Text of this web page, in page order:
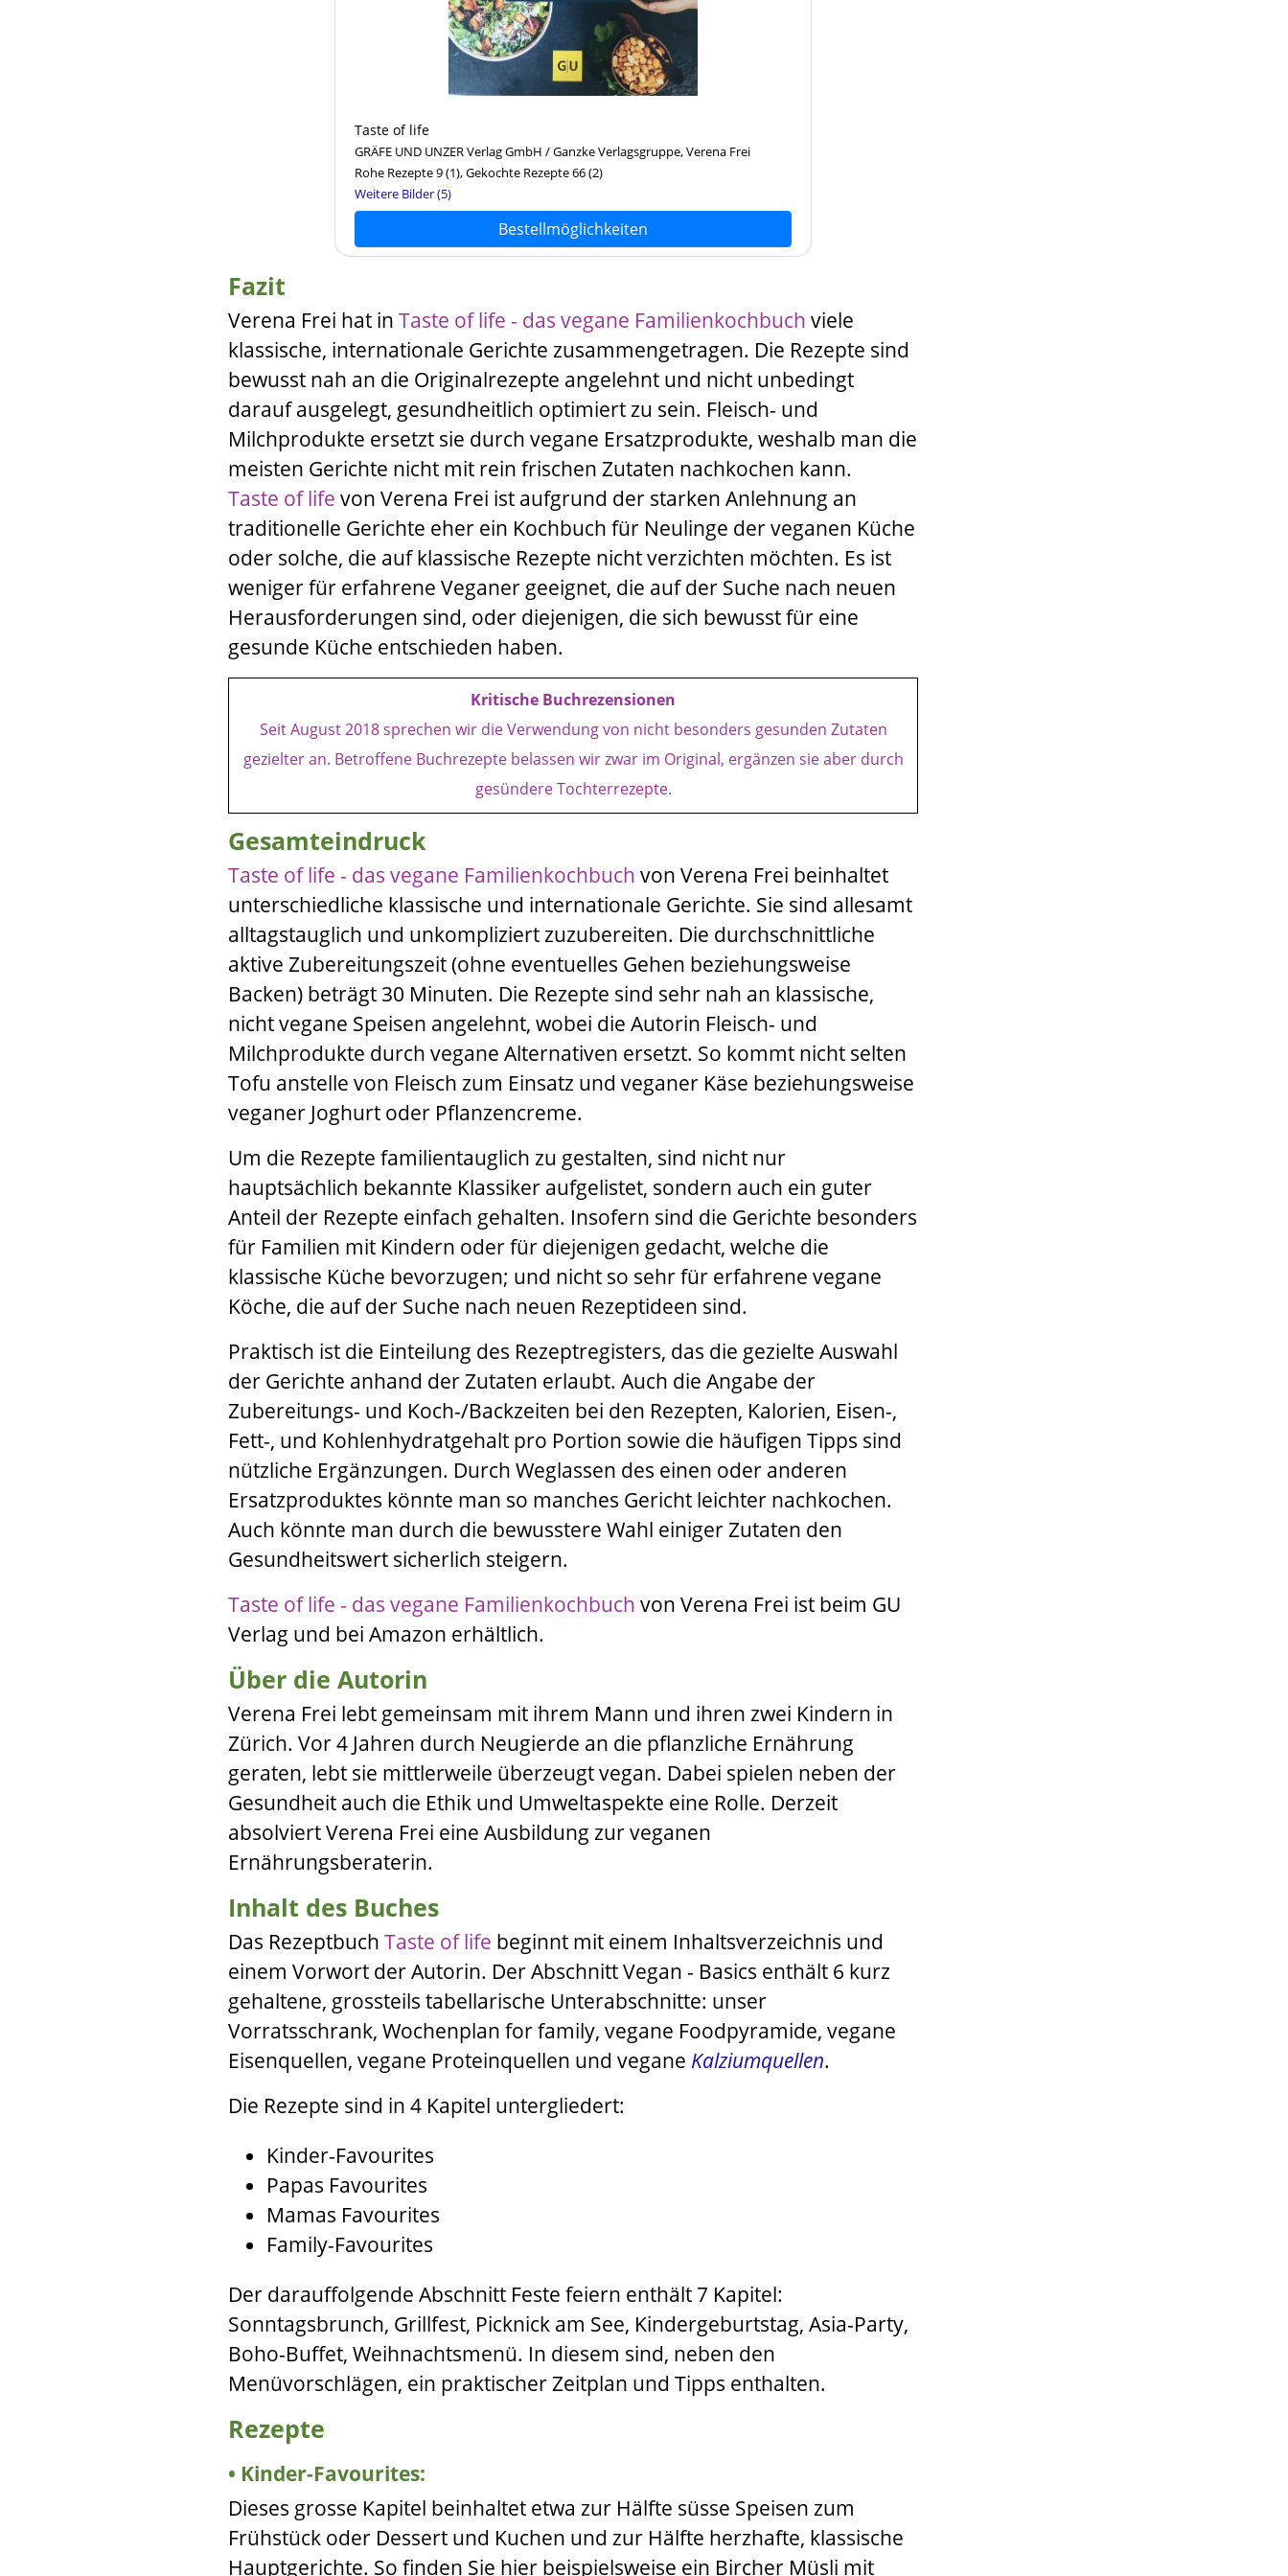
Taste of life
GRÄFE UND UNZER Verlag GmbH / Ganzke Verlagsgruppe, Verena Frei
Rohe Rezepte 9(1), Gekochte Rezepte 66(2)
Weitere Bilder (5)
Bestellmöglichkeiten
Fazit
Verena Frei hat in Taste of life - das vegane Familienkochbuch viele
klassische, internationale Gerichte zusammengetragen. Die Rezepte sind
bewusst nah an die Originalrezepte angelehnt und nicht unbedingt
darauf ausgelegt, gesundheitlich optimiert zu sein. Fleisch- und
Milchprodukte ersetzt sie durch vegane Ersatzprodukte, weshalb man die
meisten Gerichte nicht mit rein frischen Zutaten nachkochen kann.
Taste of life von Verena Frei ist aufgrund der starken Anlehnung an
traditionelle Gerichte eher ein Kochbuch für Neulinge der veganen Küche
oder solche, die auf klassische Rezepte nicht verzichten möchten. Es ist
weniger für erfahrene Veganer geeignet, die auf der Suche nach neuen
Herausforderungen sind, oder diejenigen, die sich bewusst für eine
gesunde Küche entschieden haben.
Kritische Buchrezensionen
Seit August 2018 sprechen wir die Verwendung von nicht besonders gesunden Zutaten
gezielter an. Betroffene Buchrezepte belassen wir zwar im Original, ergänzen sie aber durch
gesündere Tochterrezepte.
Gesamteindruck
Taste of life - das vegane Familienkochbuch von Verena Frei beinhaltet
unterschiedliche klassische und internationale Gerichte. Sie sind allesamt
alltagstauglich und unkompliziert zuzubereiten. Die durchschnittliche
aktive Zubereitungszeit (ohne eventuelles Gehen beziehungsweise
Backen) beträgt 30 Minuten. Die Rezepte sind sehr nah an klassische,
nicht vegane Speisen angelehnt, wobei die Autorin Fleisch- und
Milchprodukte durch vegane Alternativen ersetzt. So kommt nicht selten
Tofu anstelle von Fleisch zum Einsatz und veganer Käse beziehungsweise
veganer Joghurt oder Pflanzencreme.
Um die Rezepte familientauglich zu gestalten, sind nicht nur
hauptsächlich bekannte Klassiker aufgelistet, sondern auch ein guter
Anteil der Rezepte einfach gehalten. Insofern sind die Gerichte besonders
für Familien mit Kindern oder für diejenigen gedacht, welche die
klassische Küche bevorzugen; und nicht so sehr für erfahrene vegane
Köche, die auf der Suche nach neuen Rezeptideen sind.
Praktisch ist die Einteilung des Rezeptregisters, das die gezielte Auswahl
der Gerichte anhand der Zutaten erlaubt. Auch die Angabe der
Zubereitungs- und Koch-/Backzeiten bei den Rezepten, Kalorien, Eisen-,
Fett-, und Kohlenhydratgehalt pro Portion sowie die häufigen Tipps sind
nützliche Ergänzungen. Durch Weglassen des einen oder anderen
Ersatzproduktes könnte man so manches Gericht leichter nachkochen.
Auch könnte man durch die bewusstere Wahl einiger Zutaten den
Gesundheitswert sicherlich steigern.
Taste of life - das vegane Familienkochbuch von Verena Frei ist beim GU
Verlag und bei Amazon erhältlich.
Über die Autorin
Verena Frei lebt gemeinsam mit ihrem Mann und ihren zwei Kindern in
Zürich. Vor 4 Jahren durch Neugierde an die pflanzliche Ernährung
geraten, lebt sie mittlerweile überzeugt vegan. Dabei spielen neben der
Gesundheit auch die Ethik und Umweltaspekte eine Rolle. Derzeit
absolviertVerena Frei eine Ausbildung zur veganen
Ernährungsberaterin.
Inhalt des Buches
Das Rezeptbuch Taste of life beginnt mit einem Inhaltsverzeichnis und
einem Vorwort der Autorin. Der Abschnitt Vegan - Basics enthält 6 kurz
gehaltene, grossteils tabellarische Unterabschnitte: unser
Vorratsschrank, Wochenplan for family, vegane Foodpyramide, vegane
Eisenquellen, vegane Proteinquellen und vegane Kalziumquellen.
Die Rezepte sind in 4 Kapitel untergliedert:
Kinder-Favourites
Papas Favourites
Mamas Favourites
Family-Favourites
Der darauffolgende Abschnitt Feste feiern enthält 7 Kapitel:
Sonntagsbrunch, Grillfest, Picknick am See, Kindergeburtstag, Asia-Party,
Boho-Buffet, Weihnachtsmenü. In diesem sind, neben den
Menüvorschlägen, ein praktischer Zeitplan und Tipps enthalten.
Rezepte
Kinder-Favourites:
Dieses grosse Kapitel beinhaltet etwa zur Hälfte süsse Speisen zum
Frühstück oder Dessert und Kuchen und zur Hälfte herzhafte, klassische
Hauptgerichte. So finden Sie hier beispielsweise ein Bircher Müsli mit